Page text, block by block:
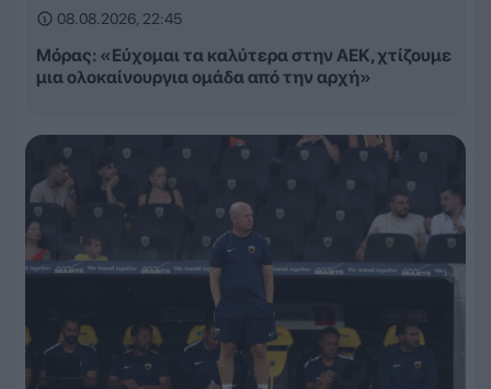
08.08.2026, 22:45
Μόρας: «Εύχομαι τα καλύτερα στην ΑΕΚ, χτίζουμε
μια ολοκαίνουργια ομάδα από την αρχή»